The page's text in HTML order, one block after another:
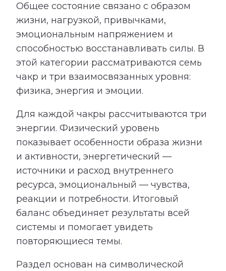
Общее состояние связано с образом
жизни, нагрузкой, привычками,
эмоциональным напряжением и
способностью восстанавливать силы. В
этой категории рассматриваются семь
чакр и три взаимосвязанных уровня:
физика, энергия и эмоции.
Для каждой чакры рассчитываются три
энергии. Физический уровень
показывает особенности образа жизни
и активности, энергетический —
источники и расход внутреннего
ресурса, эмоциональный — чувства,
реакции и потребности. Итоговый
баланс объединяет результаты всей
системы и помогает увидеть
повторяющиеся темы.
Раздел основан на символической